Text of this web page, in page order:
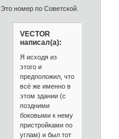
Это номер по Советской.
VECTOR
написал(а):
Я исходя из
этого и
предположил, что
всё же именно в
этом здании (с
поздними
боковыми к нему
пристройками по
углам) и был тот